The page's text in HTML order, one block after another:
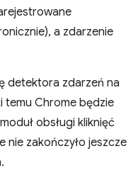
a zdarzenie
detektora zdarzeń na
temu Chrome będzie
obsługi kliknięć
nie zakończyło jeszcze